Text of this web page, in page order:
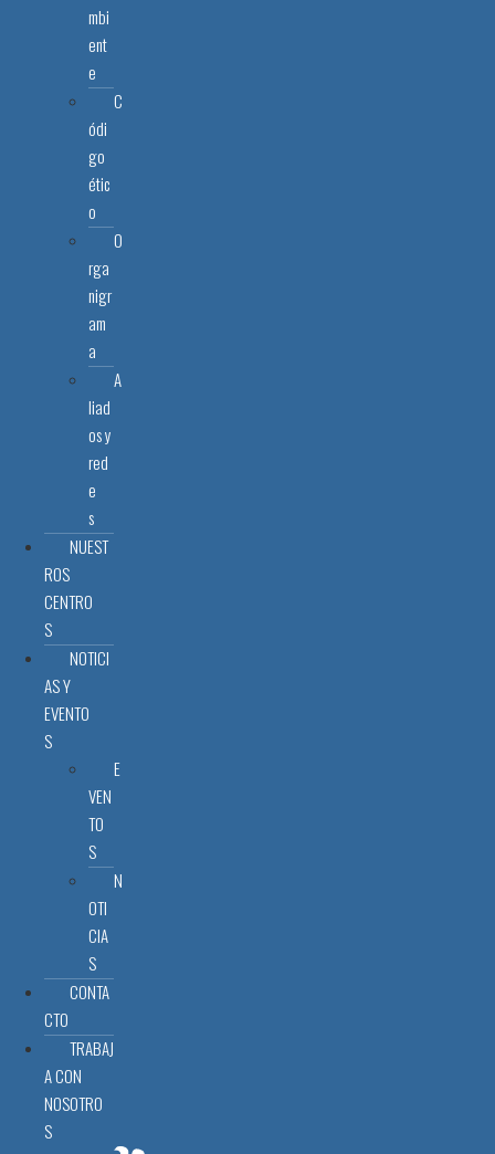
mbi
ent
e
C
ódi
go
étic
o
O
rga
nigr
am
a
A
liad
os y
red
e
s
NUEST
ROS
CENTRO
S
NOTICI
AS Y
EVENTO
S
E
VEN
TO
S
N
OTI
CIA
S
CONTA
CTO
TRABAJ
A CON
NOSOTRO
S